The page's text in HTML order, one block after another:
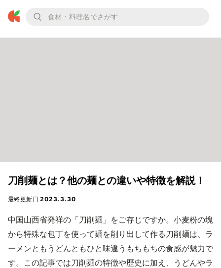
刀削麺とは？他の麺との違いや特徴を解説！
最終更新日2023.3.30
中国山西省発祥の「刀削麺」をご存じですか。小麦粉の塊
から特殊な包丁を使って麺を削り出して作る刀削麺は、ラ
ーメンともうどんともひと味違うもちもちの食感が魅力で
す。この記事では刀削麺の特徴や歴史に加え、うどんやラ